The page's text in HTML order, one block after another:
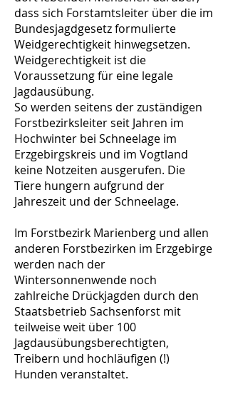
dass sich Forstamtsleiter über die im
Bundesjagdgesetz formulierte
Weidgerechtigkeit hinwegsetzen.
Weidgerechtigkeit ist die
Voraussetzung für eine legale
Jagdausübung.
So werden seitens der zuständigen
Forstbezirksleiter seit Jahren im
Hochwinter bei Schneelage im
Erzgebirgskreis und im Vogtland
keine Notzeiten ausgerufen. Die
Tiere hungern aufgrund der
Jahreszeit und der Schneelage.
Im Forstbezirk Marienberg und allen
anderen Forstbezirken im Erzgebirge
werden nach der
Wintersonnenwende noch
zahlreiche Drückjagden durch den
Staatsbetrieb Sachsenforst mit
teilweise weit über 100
Jagdausübungsberechtigten,
Treibern und hochläufigen (!)
Hunden veranstaltet.